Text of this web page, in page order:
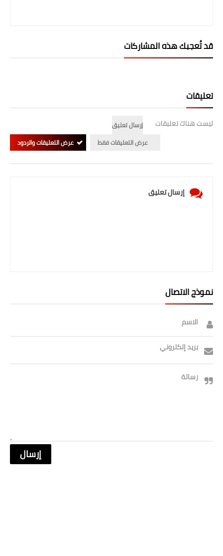
قد تُعجبك هذه المشاركات
تعليقات
ليست هناك تعليقات
إرسال تعليق
عرض التعليقات فقط
عرض التعليقات والردود
إرسال تعليق
نموذج الاتصال
الاسم
بريد إلكتروني
رسالة